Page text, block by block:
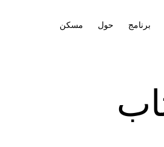
مسكن حول برنامج